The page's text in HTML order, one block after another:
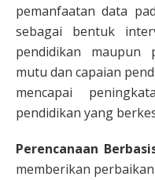
pemanfaatan data
sebagai bentuk
pendidikan maupun
mutu dan capaian
mencapai
pendidikan yang
Perencanaan
memberikan